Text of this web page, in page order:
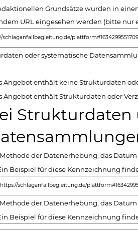
Grundsätze wurden in
URL eingesehen werden (bitte nur
schlaganfallbegleitung.de/
oder systematische
Angebot enthält keine Strukturdaten
Angebot enthält Strukturdaten oder
Methode der Datenerhebung, das
Beispiel für diese Kennzeichnung
https://schlaganfallbegleitung.de/
Methode der Datenerhebung, das
Beispiel für diese Kennzeichnung